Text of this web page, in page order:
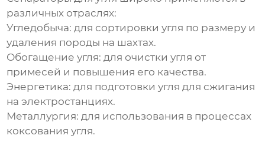
различных отраслях:
Угледобыча: для сортировки угля по размеру и
удаления породы на шахтах.
Обогащение угля: для очистки угля от
примесей и повышения его качества.
Энергетика: для подготовки угля для сжигания
на электростанциях.
Металлургия: для использования в процессах
коксования угля.